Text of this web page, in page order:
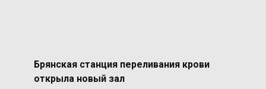
Брянская станция переливания крови
открыла новый зал